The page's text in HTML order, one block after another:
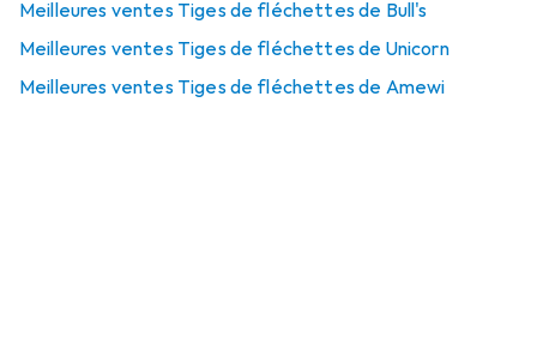
Meilleures ventes Tiges de fléchettes de Bull's
Meilleures ventes Tiges de fléchettes de Unicorn
Meilleures ventes Tiges de fléchettes de Amewi